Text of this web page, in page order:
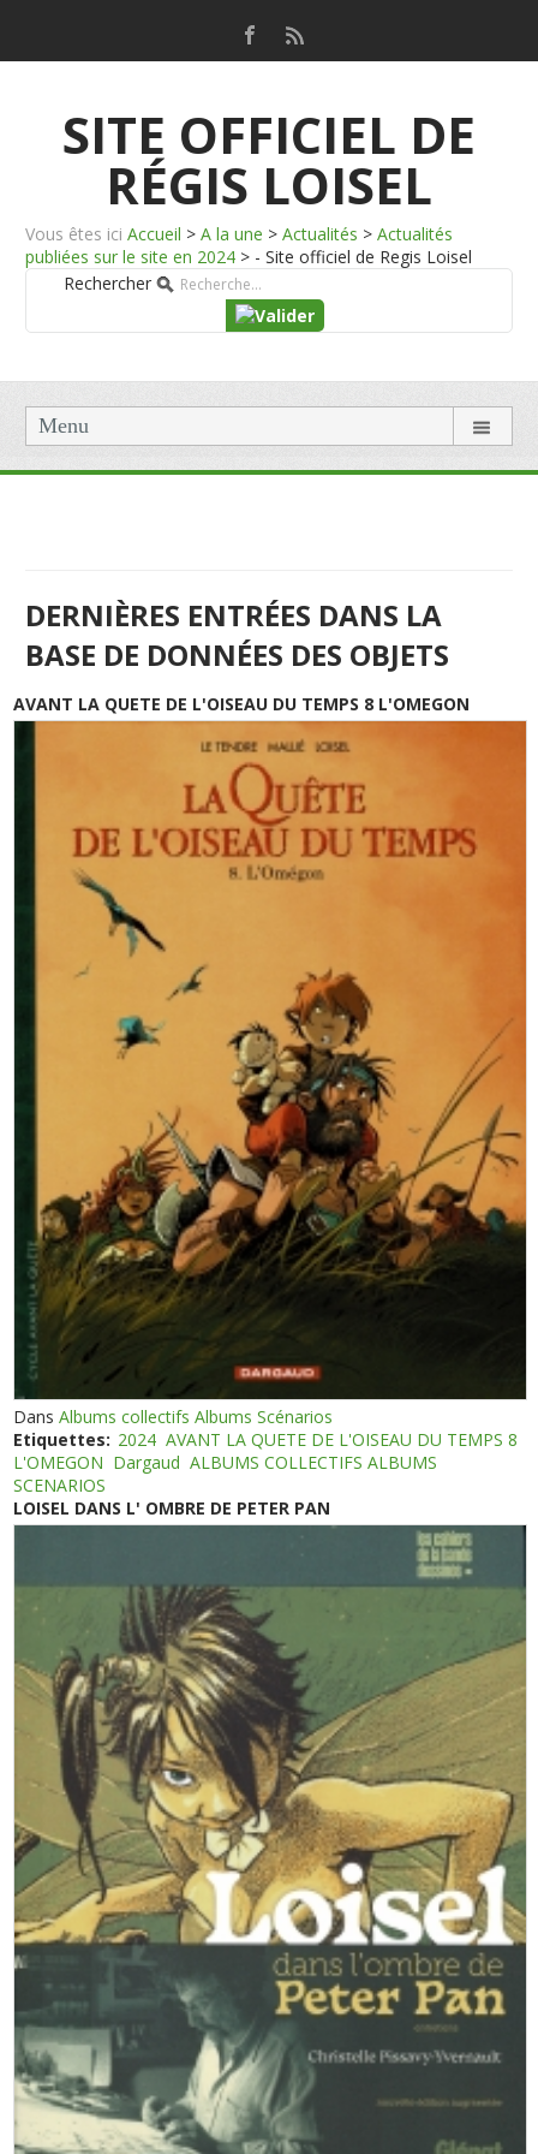
SITE OFFICIEL DE
RÉGIS LOISEL
Vous êtes ici Accueil > A la une > Actualités > Actualités
publiées sur le site en 2024 > - Site officiel de Regis Loisel
Rechercher
Menu
DERNIÈRES ENTRÉES DANS LA
BASE DE DONNÉES DES OBJETS
AVANT LA QUETE DE L'OISEAU DU TEMPS 8 L'OMEGON
DansAlbums collectifs Albums Scénarios
Etiquettes: 2024 AVANT LA QUETE DE L'OISEAU DU TEMPS 8
L'OMEGON Dargaud ALBUMS COLLECTIFS ALBUMS
SCENARIOS
LOISEL DANS L' OMBRE DE PETER PAN